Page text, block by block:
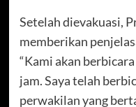
Setelah dievakuasi,
memberikan
“Kami akan
jam. Saya telah
perwakilan yang